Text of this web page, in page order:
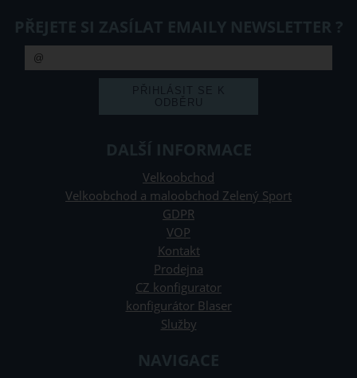
PŘEJETE SI ZASÍLAT EMAILY NEWSLETTER ?
DALŠÍ INFORMACE
Velkoobchod
Velkoobchod a maloobchod Zelený Sport
GDPR
VOP
Kontakt
Prodejna
CZ konfigurator
konfigurátor Blaser
Služby
NAVIGACE